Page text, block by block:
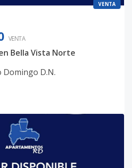
VENTA
VENTA
Bella Vista Norte
Domingo D.N.